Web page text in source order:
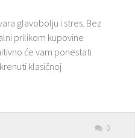
glavobolju i stres. Bez
prilikom kupovine
će vam ponestati
klasičnoj
0